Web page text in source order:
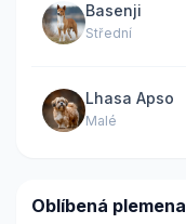
Basenji
Střední
Lhasa Apso
Malé
Oblíbená plemena